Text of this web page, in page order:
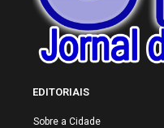
EDITORIAIS
Sobre a Cidade